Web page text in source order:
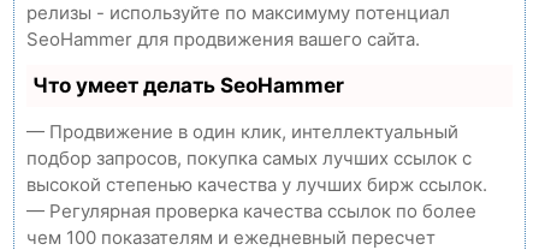
релизы - используйте по максимуму потенциал
SeoHammer для продвижения вашего сайта.
Что умеет делать SeoHammer
— Продвижение в один клик, интеллектуальный
подбор запросов, покупка самых лучших ссылок с
высокой степенью качества у лучших бирж ссылок.
— Регулярная проверка качества ссылок по более
чем 100 показателям и ежедневный пересчет